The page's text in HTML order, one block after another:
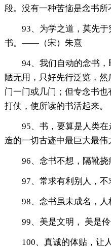
段。没有一种苦恼是念书
93、为学之道，莫先
书。——（宋）朱熹
94、我们自动的念书
陋无用，只好先行泛览，
门一门或几门；但专念书
打仗，使所读的书活起来。
95、书，要算是人类
造的一切古迹中最巨大最伟
96、念书不想，隔靴挠
97、常求有利别人，
98、念书虽未成名，人
99、美是文明， 美是伶
100、真诚的体贴，让